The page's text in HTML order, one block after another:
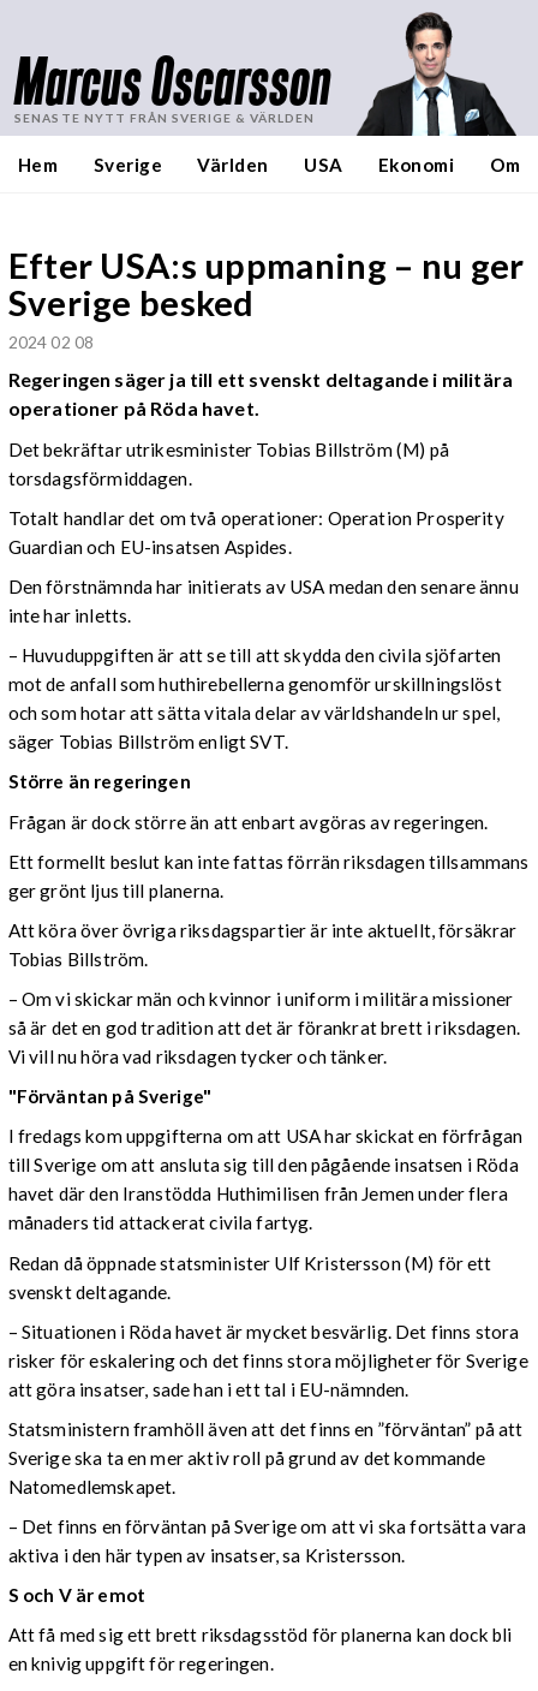
Marcus Oscarsson
SENASTE NYTT FRÅN SVERIGE & VÄRLDEN
Hem Sverige Världen USA Ekonomi Om
Efter USA:s uppmaning – nu ger
Sverige besked
2024 02 08
Regeringen säger ja till ett svenskt deltagande i militära
operationer på Röda havet.
Det bekräftar utrikesminister Tobias Billström (M) på
torsdagsförmiddagen.
Totalt handlar det om två operationer: Operation Prosperity
Guardian och EU-insatsen Aspides.
Den förstnämnda har initierats av USA medan den senare ännu
inte har inletts.
– Huvuduppgiften är att se till att skydda den civila sjöfarten
mot de anfall som huthirebellerna genomför urskillningslöst
och som hotar att sätta vitala delar av världshandeln ur spel,
säger Tobias Billström enligt SVT.
Större än regeringen
Frågan är dock större än att enbart avgöras av regeringen.
Ett formellt beslut kan inte fattas förrän riksdagen tillsammans
ger grönt ljus till planerna.
Att köra över övriga riksdagspartier är inte aktuellt, försäkrar
Tobias Billström.
– Om vi skickar män och kvinnor i uniform i militära missioner
så är det en god tradition att det är förankrat brett i riksdagen.
Vi vill nu höra vad riksdagen tycker och tänker.
"Förväntan på Sverige"
I fredags kom uppgifterna om att USA har skickat en förfrågan
till Sverige om att ansluta sig till den pågående insatsen i Röda
havet där den Iranstödda Huthimilisen från Jemen under flera
månaders tid attackerat civila fartyg.
Redan då öppnade statsminister Ulf Kristersson (M) för ett
svenskt deltagande.
–Situationen i Röda havet är mycket besvärlig. Det finns stora
risker för eskalering och det finns stora möjligheter för Sverige
att göra insatser, sade han i ett tal i EU-nämnden.
Statsministern framhöll även att det finns en ”förväntan” på att
Sverige ska ta en mer aktiv roll på grund av det kommande
Natomedlemskapet.
– Det finns en förväntan på Sverige om att vi ska fortsätta vara
aktiva i den här typen av insatser, sa Kristersson.
S och V är emot
Att få med sig ett brett riksdagsstöd för planerna kan dock bli
en knivig uppgift för regeringen.